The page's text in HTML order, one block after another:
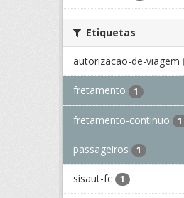
Etiquetas
autorizacao-de-viagem
fretamento 1
fretamento-continuo 1
passageiros 1
sisaut-fc 1